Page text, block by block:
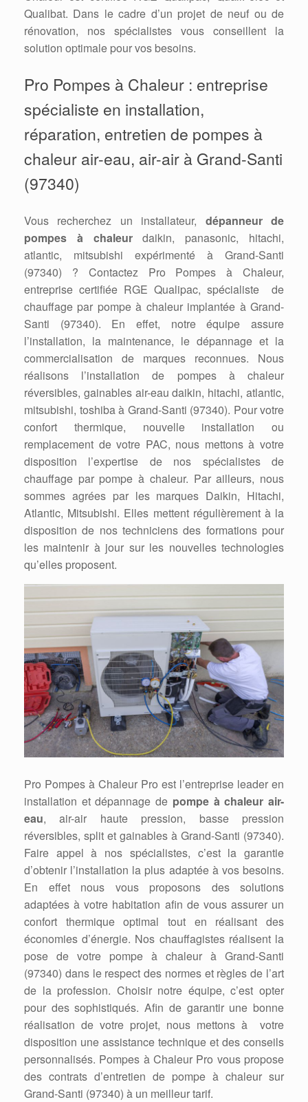
Qualibat. Dans le cadre d’un projet de neuf ou de
rénovation, nos spécialistes vous conseillent la
solution optimale pour vos besoins.
Pro Pompes à Chaleur : entreprise
spécialiste en installation,
réparation, entretien de pompes à
chaleur air-eau, air-air à Grand-Santi
(97340)
Vous recherchez un installateur, dépanneur de
pompes à chaleurdaikin, panasonic, hitachi,
atlantic, mitsubishi expérimenté à Grand-Santi
(97340) ? Contactez Pro Pompes à Chaleur,
entreprise certifiée RGE Qualipac, spécialiste de
chauffage par pompe à chaleur implantée à Grand-
Santi (97340). En effet, notre équipe assure
l’installation, la maintenance, le dépannage et la
commercialisation de marques reconnues. Nous
réalisons l’installation de pompes à chaleur
réversibles, gainables air-eau daikin, hitachi, atlantic,
mitsubishi, toshiba à Grand-Santi (97340). Pour votre
confort thermique, nouvelle installation ou
remplacement de votre PAC, nous mettons à votre
disposition l’expertise de nos spécialistes de
chauffage par pompe à chaleur. Par ailleurs, nous
sommes agrées par les marques Daikin, Hitachi,
Atlantic, Mitsubishi. Elles mettent régulièrement à la
disposition de nos techniciens des formations pour
les maintenir à jour sur les nouvelles technologies
qu’elles proposent.
Pro Pompes à Chaleur Pro est l’entreprise leader en
installation et dépannage de pompe à chaleur air-
eau, air-air haute pression, basse pression
réversibles, split et gainables à Grand-Santi (97340).
Faire appel à nos spécialistes, c’est la garantie
d’obtenir l’installation la plus adaptée à vos besoins.
En effet nous vous proposons des solutions
adaptées à votre habitation afin de vous assurer un
confort thermique optimal tout en réalisant des
économies d’énergie. Nos chauffagistes réalisent la
pose de votre pompe à chaleur à Grand-Santi
(97340) dans le respect des normes et règles de l’art
de la profession. Choisir notre équipe, c’est opter
pour des sophistiqués. Afin de garantir une bonne
réalisation de votre projet, nous mettons à votre
disposition une assistance technique et des conseils
personnalisés. Pompes à Chaleur Pro vous propose
des contrats d’entretien de pompe à chaleur sur
Grand-Santi (97340) à un meilleur tarif.